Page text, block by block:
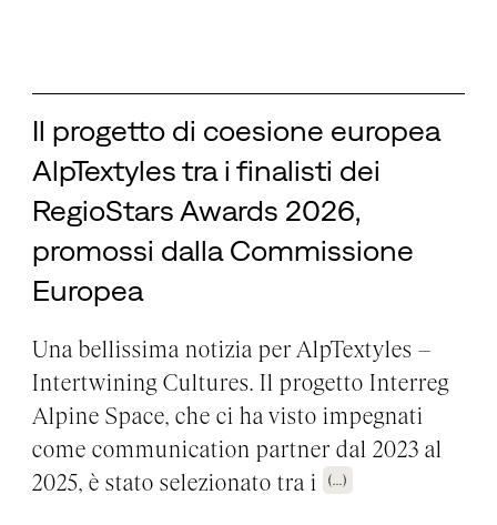
Il progetto di coesione europea
AlpTextyles tra i finalisti dei
RegioStars Awards 2026,
promossi dalla Commissione
Europea
Una bellissima notizia per AlpTextyles –
Intertwining Cultures. Il progetto Interreg
Alpine Space, che ci ha visto impegnati
come communication partner dal 2023 al
2025, è stato selezionato tra i
(...)